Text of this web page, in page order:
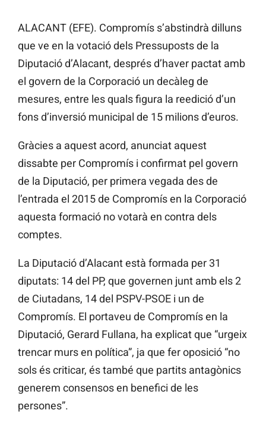
ALACANT (EFE). Compromís s’abstindrà dilluns
que ve en la votació dels Pressuposts de la
Diputació d’Alacant, després d’haver pactat amb
el govern de la Corporació un decàleg de
mesures, entre les quals figura la reedició d’un
fons d’inversió municipal de 15 milions d’euros.
Gràcies a aquest acord, anunciat aquest
dissabte per Compromís i confirmat pel govern
de la Diputació, per primera vegada des de
l’entrada el 2015 de Compromís en la Corporació
aquesta formació no votarà en contra dels
comptes.
La Diputació d’Alacant està formada per 31
diputats: 14 del PP, que governen junt amb els 2
de Ciutadans, 14 del PSPV-PSOE i un de
Compromís. El portaveu de Compromís en la
Diputació, Gerard Fullana, ha explicat que “urgeix
trencar murs en política”, ja que fer oposició “no
sols és criticar, és també que partits antagònics
generem consensos en benefici de les
persones”.